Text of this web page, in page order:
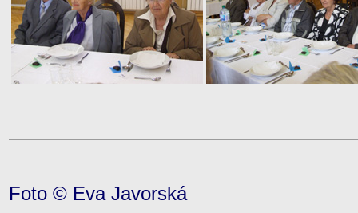
Foto © Eva Javorská